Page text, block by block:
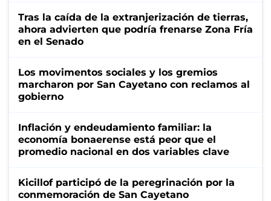
Tras la caída de la extranjerización de tierras,
ahora advierten que podría frenarse Zona Fría
en el Senado
Los movimentos sociales y los gremios
marcharon por San Cayetano con reclamos al
gobierno
Inflación y endeudamiento familiar: la
economía bonaerense está peor que el
promedio nacional en dos variables clave
Kicillof participó de la peregrinación por la
conmemoración de San Cayetano